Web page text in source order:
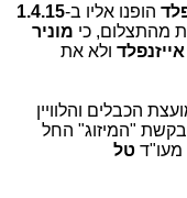
הופנו אליו ב-1.4.15
מהתצלום, כי מוניר
ולא את
הכבלים והלוויין
"המיזוג" החל
טל